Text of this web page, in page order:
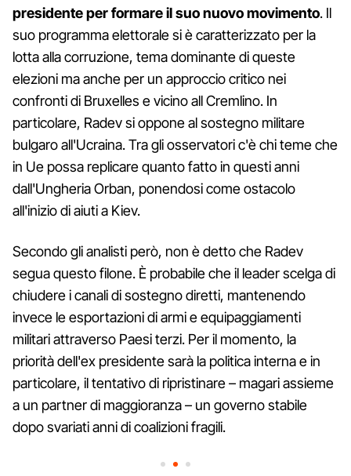
presidente per formare il suo nuovo movimento. Il
suo programma elettorale si è caratterizzato per la
lotta alla corruzione, tema dominante di queste
elezioni ma anche per un approccio critico nei
confronti di Bruxelles e vicino all Cremlino. In
particolare, Radev si oppone al sostegno militare
bulgaro all'Ucraina. Tra gli osservatori c'è chi teme che
in Ue possa replicare quanto fatto in questi anni
dall'Ungheria Orban, ponendosi come ostacolo
all'inizio di aiuti a Kiev.
Secondo gli analisti però, non è detto che Radev
segua questo filone. È probabile che il leader scelga di
chiudere i canali di sostegno diretti, mantenendo
invece le esportazioni di armi e equipaggiamenti
militari attraverso Paesi terzi. Per il momento, la
priorità dell'ex presidente sarà la politica interna e in
particolare, il tentativo di ripristinare – magari assieme
a un partner di maggioranza – un governo stabile
dopo svariati anni di coalizioni fragili.